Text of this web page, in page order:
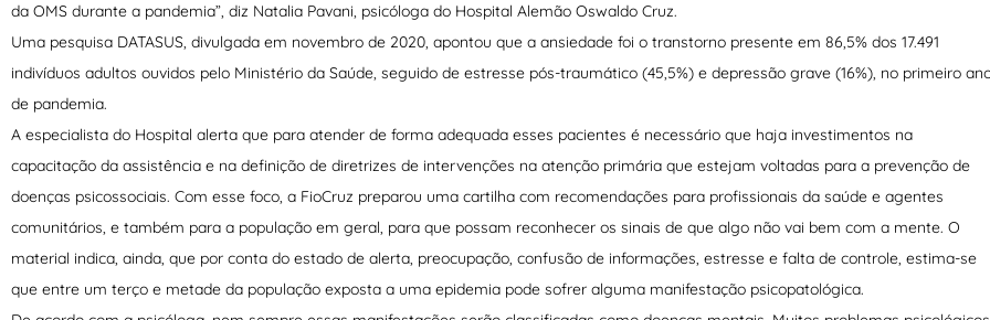
da OMS durante a pandemia”, diz Natalia Pavani, psicóloga do Hospital Alemão Oswaldo Cruz.
Uma pesquisa DATASUS, divulgada em novembro de 2020, apontou que a ansiedade foi o transtorno presente em 86,5% dos 17.491
indivíduos adultos ouvidos pelo Ministério da Saúde, seguido de estresse pós-traumático (45,5%) e depressão grave (16%), no primeiro
de pandemia.
A especialista do Hospital alerta que para atender de forma adequada esses pacientes é necessário que haja investimentos na
capacitação da assistência e na definição de diretrizes de intervenções na atenção primária que estejam voltadas para a prevenção de
doenças psicossociais. Com esse foco, a FioCruz preparou uma cartilha com recomendações para profissionais da saúde e agentes
comunitários, e também para a população em geral, para que possam reconhecer os sinais de que algo não vai bem com a mente. O
material indica, ainda, que por conta do estado de alerta, preocupação, confusão de informações, estresse e falta de controle, estima-se
que entre um terço e metade da população exposta a uma epidemia pode sofrer alguma manifestação psicopatológica.